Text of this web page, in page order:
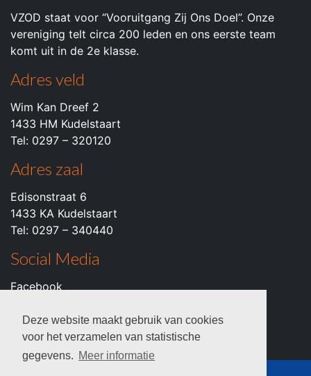
Deze website maakt gebruik van cookies
voor het verzamelen van statistische
gegevens. Meer informatie
VZOD staat voor “Vooruitgang Zij Ons Doel”. Onze
vereniging telt circa 200 leden en ons eerste team
komt uit in de 2e klasse.
Adres veld
Wim Kan Dreef 2
1433 HM Kudelstaart
Tel: 0297 – 320120
Adres zaal
Edisonstraat 6
1433 KA Kudelstaart
Tel: 0297 – 340440
Social Media
Facebook
Youtube